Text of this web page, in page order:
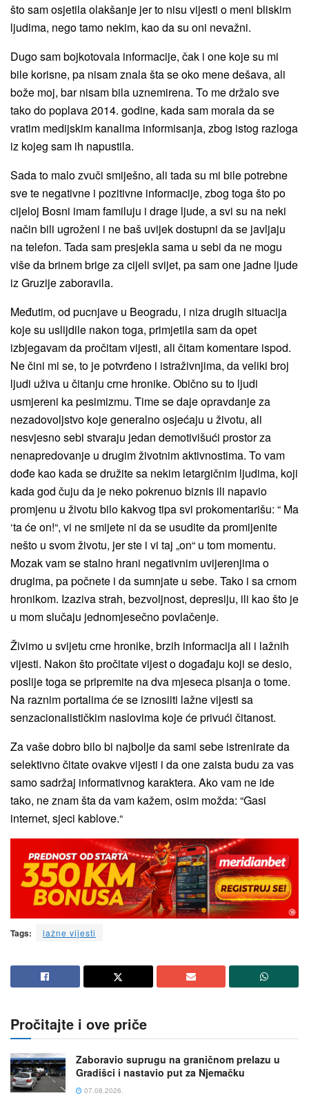
što sam osjetila olakšanje jer to nisu vijesti o meni bliskim
ljudima, nego tamo nekim, kao da su oni nevažni.
Dugo sam bojkotovala informacije, čak i one koje su mi
bile korisne, pa nisam znala šta se oko mene dešava, ali
bože moj, bar nisam bila uznemirena. To me držalo sve
tako do poplava 2014. godine, kada sam morala da se
vratim medijskim kanalima informisanja, zbog istog razloga
iz kojeg sam ih napustila.
Sada to malo zvuči smiješno, ali tada su mi bile potrebne
sve te negativne i pozitivne informacije, zbog toga što po
cijeloj Bosni imam familuju i drage ljude, a svi su na neki
način bili ugroženi i ne baš uvijek dostupni da se javljaju
na telefon. Tada sam presjekla sama u sebi da ne mogu
više da brinem brige za cijeli svijet, pa sam one jadne ljude
iz Gruzije zaboravila.
Međutim, od pucnjave u Beogradu, i niza drugih situacija
koje su uslijdile nakon toga, primjetila sam da opet
izbjegavam da pročitam vijesti, ali čitam komentare ispod.
Ne čini mi se, to je potvrđeno i istraživnjima, da veliki broj
ljudi uživa u čitanju crne hronike. Obično su to ljudi
usmjereni ka pesimizmu. Time se daje opravdanje za
nezadovoljstvo koje generalno osjećaju u životu, ali
nesvjesno sebi stvaraju jedan demotivišući prostor za
nenapredovanje u drugim životnim aktivnostima. To vam
dođe kao kada se družite sa nekim letargičnim ljudima, koji
kada god čuju da je neko pokrenuo biznis ili napavio
promjenu u životu bilo kakvog tipa svi prokomentarišu: “ Ma
‘ta će on!“, vi ne smijete ni da se usudite da promijenite
nešto u svom životu, jer ste i vi taj „on“ u tom momentu.
Mozak vam se stalno hrani negativnim uvijerenjima o
drugima, pa počnete i da sumnjate u sebe. Tako i sa crnom
hronikom. Izaziva strah, bezvoljnost, depresiju, ili kao što je
u mom slučaju jednomjesečno povlačenje.
Živimo u svijetu crne hronike, brzih informacija ali i lažnih
vijesti. Nakon što pročitate vijest o događaju koji se desio,
poslije toga se pripremite na dva mjeseca pisanja o tome.
Na raznim portalima će se iznosiiti lažne vijesti sa
senzacionalističkim naslovima koje će privući čitanost.
Za vaše dobro bilo bi najbolje da sami sebe istrenirate da
selektivno čitate ovakve vijesti i da one zaista budu za vas
samo sadržaj informativnog karaktera. Ako vam ne ide
tako, ne znam šta da vam kažem, osim možda: “Gasi
internet, sjeci kablove.“
Tags: lažne vijesti
Pročitajte i ove priče
Zaboravio suprugu na graničnom prelazu u
Gradišci i nastavio put za Njemačku
07.08.2026.